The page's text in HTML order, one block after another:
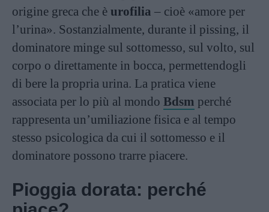
origine greca che è urofilia – cioè «amore per
l’urina». Sostanzialmente, durante il pissing, il
dominatore minge sul sottomesso, sul volto, sul
corpo o direttamente in bocca, permettendogli
di bere la propria urina. La pratica viene
associata per lo più al mondo Bdsm perché
rappresenta un’umiliazione fisica e al tempo
stesso psicologica da cui il sottomesso e il
dominatore possono trarre piacere.
Pioggia dorata: perché